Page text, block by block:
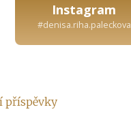
Instagram
#denisa.riha.paleckova
příspěvky